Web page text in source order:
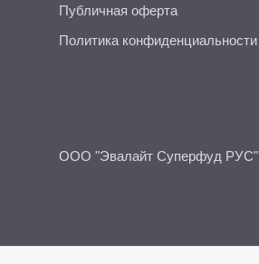
ООО "Эвалайт Суперфуд РУС"
Публичная оферта
Политика конфиденциальности